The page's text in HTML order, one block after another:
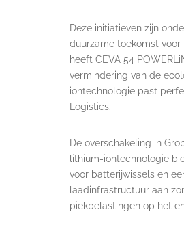
Deze initiatieven zijn
duurzame toekomst voor
heeft CEVA 54
vermindering van de
iontechnologie past
Logistics.
De overschakeling in
lithium-iontechnologie
voor batterijwissels en
laadinfrastructuur aan
piekbelastingen op het